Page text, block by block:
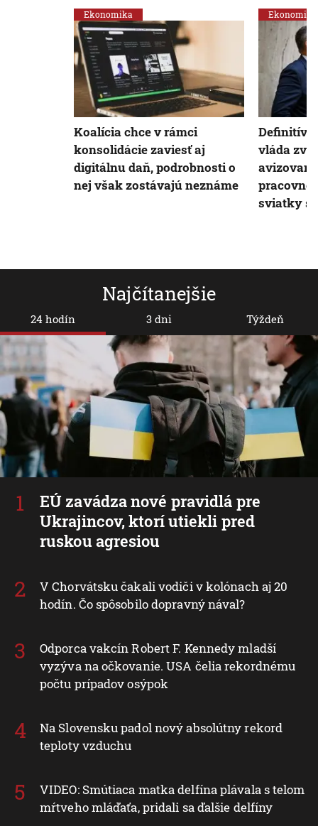
Najčítanejšie
24 hodín
EÚ zavádza nové pravidlá pre
Ukrajincov, ktorí utiekli pred
ruskou agresiou
V Chorvátsku čakali vodiči v kolónach aj 20
hodín. Čo spôsobilo dopravný nával?
Odporca vakcín Robert F. Kennedy mladší
vyzýva na očkovanie. USA čelia rekordnému
počtu prípadov osýpok
Na Slovensku padol nový absolútny rekord
teploty vzduchu
VIDEO: Smútiaca matka delfína plávala s telom
mŕtveho mláďaťa, pridali sa ďalšie delfíny
3 dni Týždeň
Ekonomika
Koalícia chce v rámci
konsolidácie zaviesť aj
digitálnu daň, podrobnosti o
nej však zostávajú neznáme
Ekonomika
vláda
sviatky